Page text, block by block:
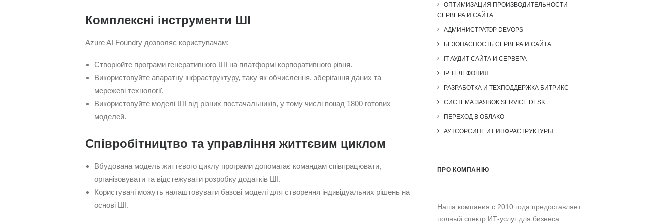
Комплексні інструменти ШІ
Azure AI Foundry дозволяє користувачам:
Створюйте програми генеративного ШІ на платформі корпоративного рівня.
Використовуйте апаратну інфраструктуру, таку як обчислення, зберігання даних та
мережеві технології.
Використовуйте моделі ШІ від різних постачальників, у тому числі понад 1800 готових
моделей.
Співробітництво та управління життєвим циклом
Вбудована модель життєвого циклу програми допомагає командам співпрацювати,
організовувати та відстежувати розробку додатків ШІ.
Користувачі можуть налаштовувати базові моделі для створення індивідуальних рішень на
основі ШІ.
ОПТИМИЗАЦИЯ ПРОИЗВОДИТЕЛЬНОСТИ
СЕРВЕРА И САЙТА
АДМИНИСТРАТОР DEVOPS
БЕЗОПАСНОСТЬ СЕРВЕРА И САЙТА
IT АУДИТ САЙТА И СЕРВЕРА
IP ТЕЛЕФОНИЯ
РАЗРАБОТКА И ТЕХПОДДЕРЖКА БИТРИКС
СИСТЕМА ЗАЯВОК SERVICE DESK
ПЕРЕХОД В ОБЛАКО
АУТСОРСИНГ ИТ ИНФРАСТРУКТУРЫ
ПРО КОМПАНІЮ
Наша компания c 2010 года предоставляет
полный спектр ИТ-услуг для бизнеса: